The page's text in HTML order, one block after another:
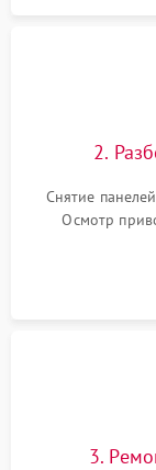
2.
Снятие
Осмотр
3.